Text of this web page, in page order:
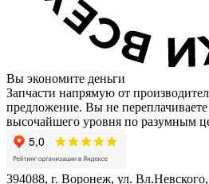
Вы экономите деньги
Запчасти напрямую от
предложение. Вы не переплачиваете
высочайшего уровня по разумным
394088, г. Воронеж, ул.